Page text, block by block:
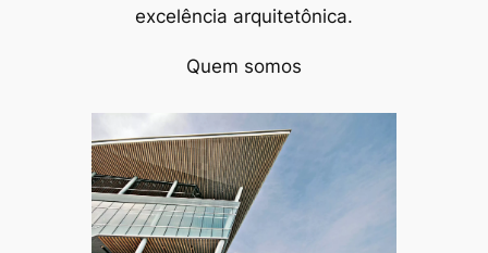
excelência arquitetônica.
Quem somos